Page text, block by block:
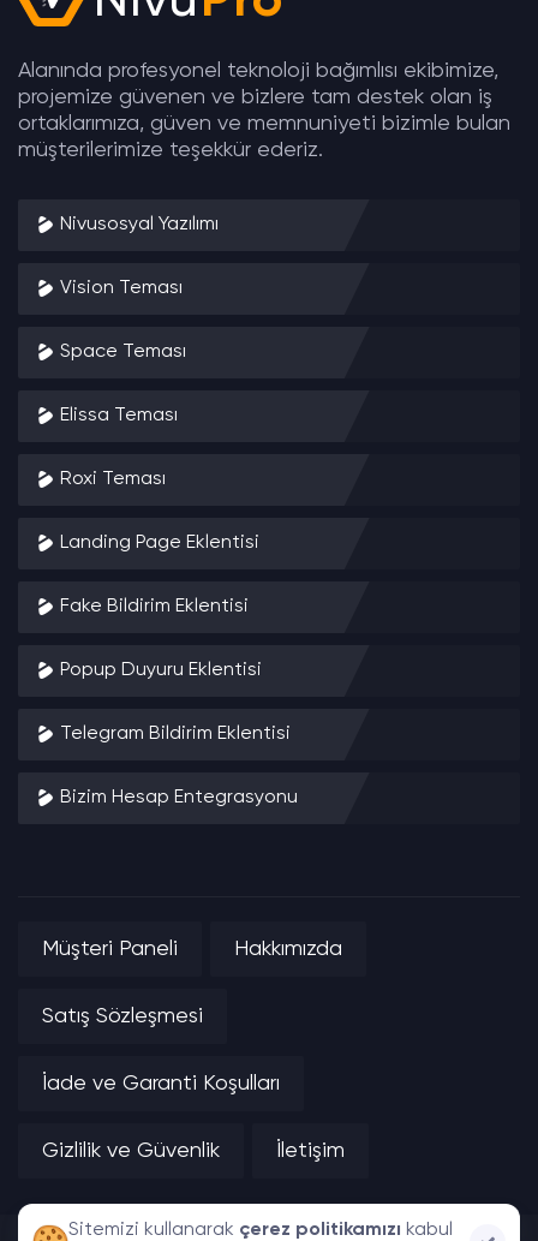
Alanında profesyonel teknoloji bağımlısı ekibimize,
projemize güvenen ve bizlere tam destek olan iş
ortaklarımıza, güven ve memnuniyeti bizimle bulan
müşterilerimize teşekkür ederiz.
Nivusosyal Yazılımı
Vision Teması
Space Teması
Elissa Teması
Roxi Teması
Landing Page Eklentisi
Fake Bildirim Eklentisi
Popup Duyuru Eklentisi
Telegram Bildirim Eklentisi
Bizim Hesap Entegrasyonu
Müşteri Paneli Hakkımızda
Satış Sözleşmesi
İade ve Garanti Koşulları
Gizlilik ve Güvenlik İletişim
Sitemizi kullanarak çerez politikamızı kabul